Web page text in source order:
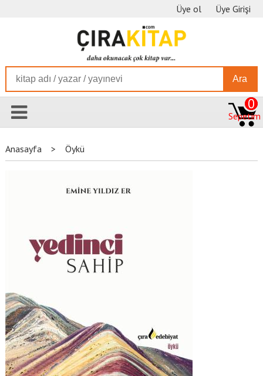
Üye ol Üye Girişi
Ara
Sepetim
0
Anasayfa > Öykü